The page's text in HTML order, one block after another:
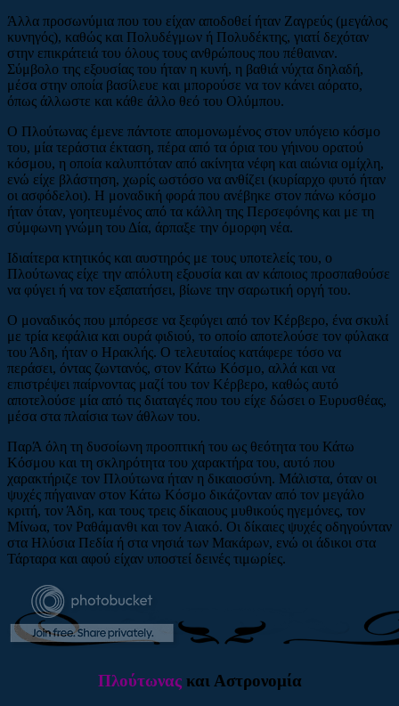
Άλλα προσωνύμια που του είχαν αποδοθεί ήταν Ζαγρεύς (μεγάλος
κυνηγός), καθώς και Πολυδέγμων ή Πολυδέκτης, γιατί δεχόταν
στην επικράτειά του όλους τους ανθρώπους που πέθαιναν.
Σύμβολο της εξουσίας του ήταν η κυνή, η βαθιά νύχτα δηλαδή,
μέσα στην οποία βασίλευε και μπορούσε να τον κάνει αόρατο,
όπως άλλωστε και κάθε άλλο θεό του Ολύμπου.
Ο Πλούτωνας έμενε πάντοτε απομονωμένος στον υπόγειο κόσμο
του, μία τεράστια έκταση, πέρα από τα όρια του γήινου ορατού
κόσμου, η οποία καλυπτόταν από ακίνητα νέφη και αιώνια ομίχλη,
ενώ είχε βλάστηση, χωρίς ωστόσο να ανθίζει (κυρίαρχο φυτό ήταν
οι ασφόδελοι). Η μοναδική φορά που ανέβηκε στον πάνω κόσμο
ήταν όταν, γοητευμένος από τα κάλλη της Περσεφόνης και με τη
σύμφωνη γνώμη του Δία, άρπαξε την όμορφη νέα.
Ιδιαίτερα κτητικός και αυστηρός με τους υποτελείς του, ο
Πλούτωνας είχε την απόλυτη εξουσία και αν κάποιος προσπαθούσε
να φύγει ή να τον εξαπατήσει, βίωνε την σαρωτική οργή του.
Ο μοναδικός που μπόρεσε να ξεφύγει από τον Κέρβερο, ένα σκυλί
με τρία κεφάλια και ουρά φιδιού, το οποίο αποτελούσε τον φύλακα
του Άδη, ήταν ο Ηρακλής. Ο τελευταίος κατάφερε τόσο να
περάσει, όντας ζωντανός, στον Κάτω Κόσμο, αλλά και να
επιστρέψει παίρνοντας μαζί του τον Κέρβερο, καθώς αυτό
αποτελούσε μία από τις διαταγές που του είχε δώσει ο Ευρυσθέας,
μέσα στα πλαίσια των άθλων του.
ΠαρΆ όλη τη δυσοίωνη προοπτική του ως θεότητα του Κάτω
Κόσμου και τη σκληρότητα του χαρακτήρα του, αυτό που
χαρακτήριζε τον Πλούτωνα ήταν η δικαιοσύνη. Μάλιστα, όταν οι
ψυχές πήγαιναν στον Κάτω Κόσμο δικάζονταν από τον μεγάλο
κριτή, τον Άδη, και τους τρεις δίκαιους μυθικούς ηγεμόνες, τον
Μίνωα, τον Ραθάμανθι και τον Αιακό. Οι δίκαιες ψυχές οδηγούνταν
στα Ηλύσια Πεδία ή στα νησιά των Μακάρων, ενώ οι άδικοι στα
Τάρταρα και αφού είχαν υποστεί δεινές τιμωρίες.
Πλούτωναςκαι Αστρονομία